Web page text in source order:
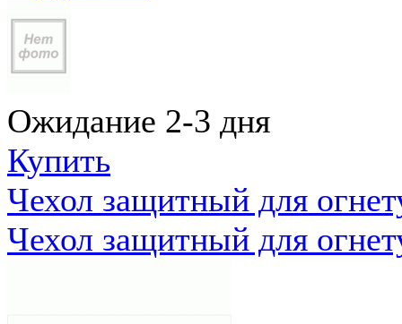
Ожидание 2-3 дня
Купить
Чехол защитный для
Чехол защитный для